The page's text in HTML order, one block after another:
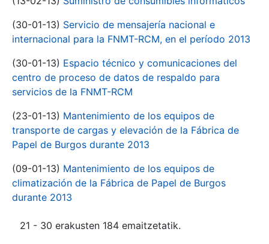
(30-01-13) Servicio de mensajería nacional e
internacional para la FNMT-RCM, en el período 2013
(30-01-13) Espacio técnico y comunicaciones del
centro de proceso de datos de respaldo para
servicios de la FNMT-RCM
(23-01-13) Mantenimiento de los equipos de
transporte de cargas y elevación de la Fábrica de
Papel de Burgos durante 2013
(09-01-13) Mantenimiento de los equipos de
climatización de la Fábrica de Papel de Burgos
durante 2013
21 - 30 erakusten 184 emaitzetatik.